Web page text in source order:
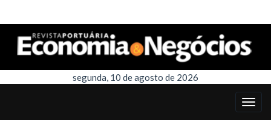
segunda, 10 de agosto de 2026